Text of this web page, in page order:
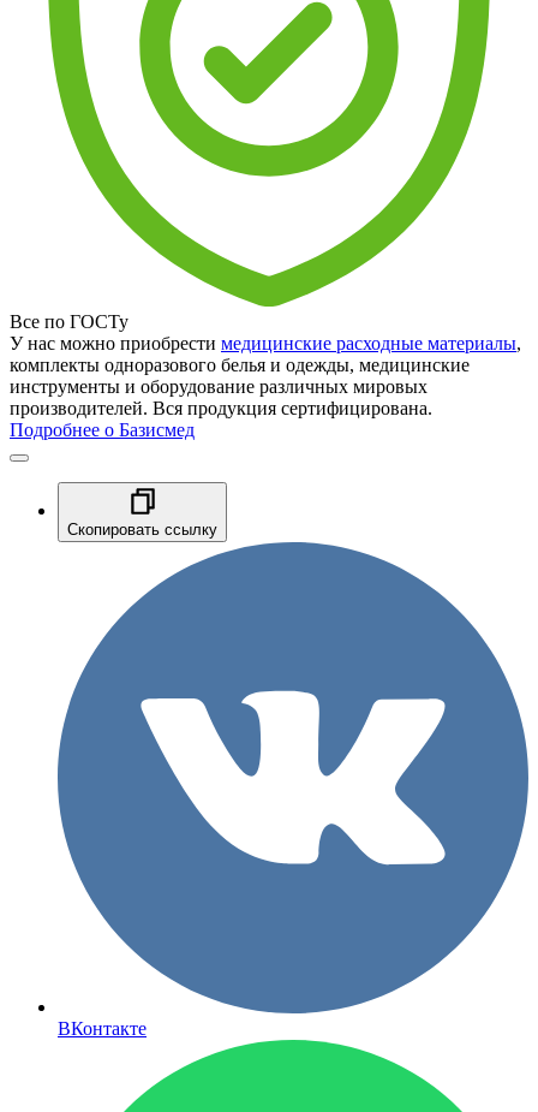
Все по ГОСТу
У нас можно приобрести медицинские расходные материалы,
комплекты одноразового белья и одежды, медицинские
инструменты и оборудование различных мировых
производителей. Вся продукция сертифицирована.
Подробнее о Базисмед
Скопировать ссылку
ВКонтакте